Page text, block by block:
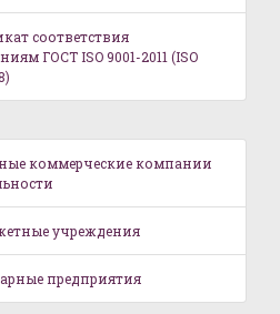
соответствия
ГОСТ ISO 9001-2011 (ISO
коммерческие компании
учреждения
предприятия